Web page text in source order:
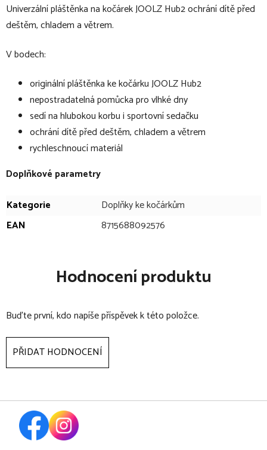
Univerzální pláštěnka na kočárek JOOLZ Hub2 ochrání dítě před
deštěm, chladem a větrem.
V bodech:
originální pláštěnka ke kočárku JOOLZ Hub2
nepostradatelná pomůcka pro vlhké dny
sedí na hlubokou korbu i sportovní sedačku
ochrání dítě před deštěm, chladem a větrem
rychleschnoucí materiál
Doplňkové parametry
Kategorie
Doplňky ke kočárkům
EAN
8715688092576
Hodnocení produktu
Buďte první, kdo napíše příspěvek k této položce.
PŘIDAT HODNOCENÍ